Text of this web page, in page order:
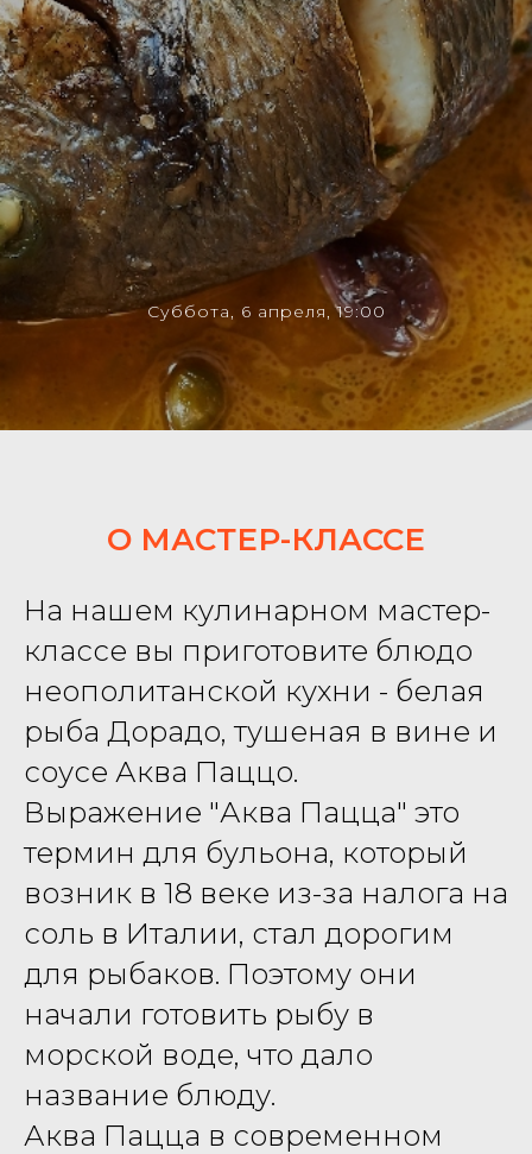
Суббота, 6 апреля, 19:00
О МАСТЕР-КЛАССЕ
На нашем кулинарном мастер-
классе вы приготовите блюдо
неополитанской кухни - белая
рыба Дорадо, тушеная в вине и
соусе Аква Паццо.
Выражение "Аква Пацца" это
термин для бульона, который
возник в 18 веке из-за налога на
соль в Италии, стал дорогим
для рыбаков. Поэтому они
начали готовить рыбу в
морской воде, что дало
название блюду.
Аква Пацца в современном